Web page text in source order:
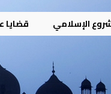
الإسلامي قضايا